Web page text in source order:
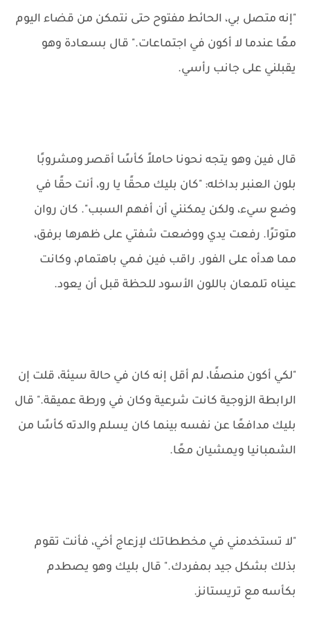
"إنه متصل بي، الحائط مفتوح حتى نتمكن من قضاء اليوم
معًا عندما لا أكون في اجتماعات." قال بسعادة وهو
يقبلني على جانب رأسي.
قال فين وهو يتجه نحونا حاملاً كأسًا أقصر ومشروبًا
بلون العنبر بداخله: "كان بليك محقًا يا رو، أنت حقًا في
وضع سيء، ولكن يمكنني أن أفهم السبب". كان روان
متوترًا. رفعت يدي ووضعت شفتي على ظهرها برفق،
مما هدأه على الفور. راقب فين فمي باهتمام، وكانت
عيناه تلمعان باللون الأسود للحظة قبل أن يعود.
"لكي أكون منصفًا، لم أقل إنه كان في حالة سيئة، قلت إن
الرابطة الزوجية كانت شرعية وكان في ورطة عميقة." قال
بليك مدافعًا عن نفسه بينما كان يسلم والدته كأسًا من
الشمبانيا ويمشيان معًا.
"لا تستخدمني في مخططاتك لإزعاج أخي، فأنت تقوم
بذلك بشكل جيد بمفردك." قال بليك وهو يصطدم
بكأسه مع تريستانز.